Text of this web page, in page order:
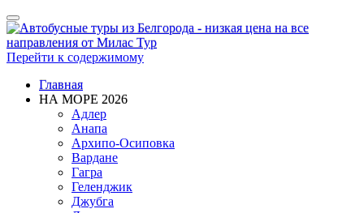
Показать/
Скрыть
навигацию
Перейти к содержимому
Главная
НА МОРЕ 2026
Адлер
Анапа
Архипо-Осиповка
Вардане
Гагра
Геленджик
Джубга